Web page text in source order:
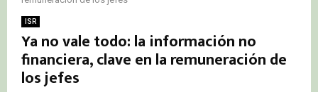
ISR
Ya no vale todo: la información no
financiera, clave en la remuneración de
los jefes